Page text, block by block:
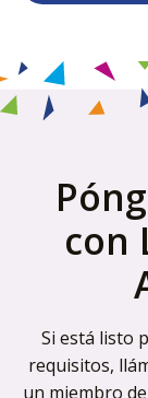
con
Si está listo
requisitos,
un miembro